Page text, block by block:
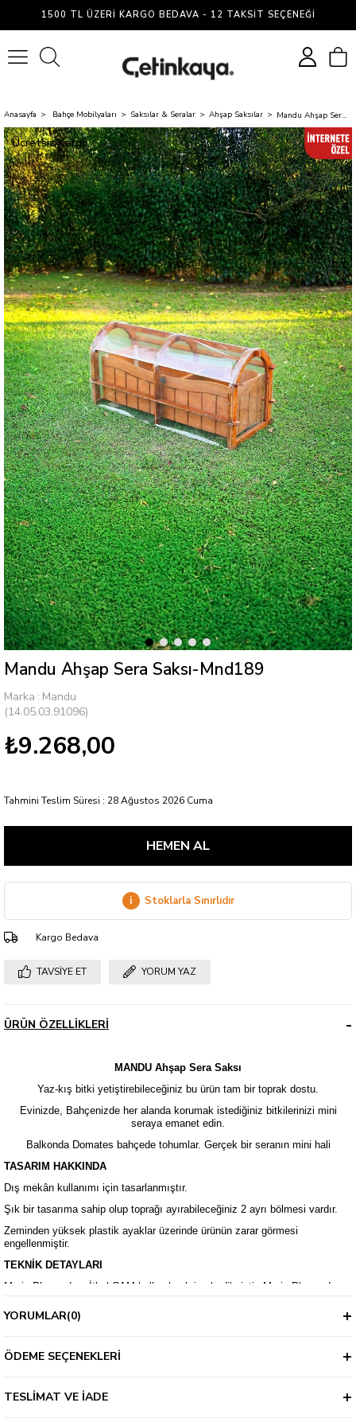
1500 TL ÜZERI KARGO BEDAVA - 12 TAKSIT SEÇENEĞI
Anasayfa Bahçe Mobilyaları Saksılar & Seralar Ahşap Saksılar Mandu Ahşap Sera Saksı-Mnd189
Ücretsiz Kargo
Mandu Ahşap Sera Saksı-Mnd189
Marka : Mandu
(14.05.03.91096)
₺9.268,00
Tahmini Teslim Süresi : 28 Ağustos 2026 Cuma
i Stoklarla Sınırlıdır
Kargo Bedava
TAVSIYE ET YORUM YAZ
ÜRÜN ÖZELLIKLERI
MANDU Ahşap Sera Saksı
Yaz-kış bitki yetiştirebileceğiniz bu ürün tam bir toprak dostu.
Evinizde, Bahçenizde her alanda korumak istediğiniz bitkilerinizi mini
seraya emanet edin.
Balkonda Domates bahçede tohumlar. Gerçek bir seranın mini hali
TASARIM HAKKINDA
Dış mekân kullanımı için tasarlanmıştır.
Şık bir tasarıma sahip olup toprağı ayırabileceğiniz 2 ayrı bölmesi vardır.
Zeminden yüksek plastik ayaklar üzerinde ürünün zarar görmesi
engellenmiştir.
TEKNİK DETAYLARI
Marin Plywood ve İthal ÇAM kullanılarak imal edilmiştir. Marin Plywood en
kullanılmaktadır.
Özel naylonu sayesinde daha verimli güneş alır.
Kullanılan vida, cıvata, menteşe vb. tüm bileşenler dış hava koşullarına
YORUMLAR(0)
ÖDEME SEÇENEKLERI
TESLIMAT VE İADE